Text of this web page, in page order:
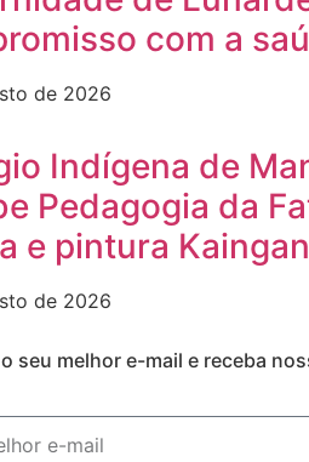
com a
de 2026
Indígena de
Pedagogia da
e pintura
de 2026
seu melhor e-mail e receba